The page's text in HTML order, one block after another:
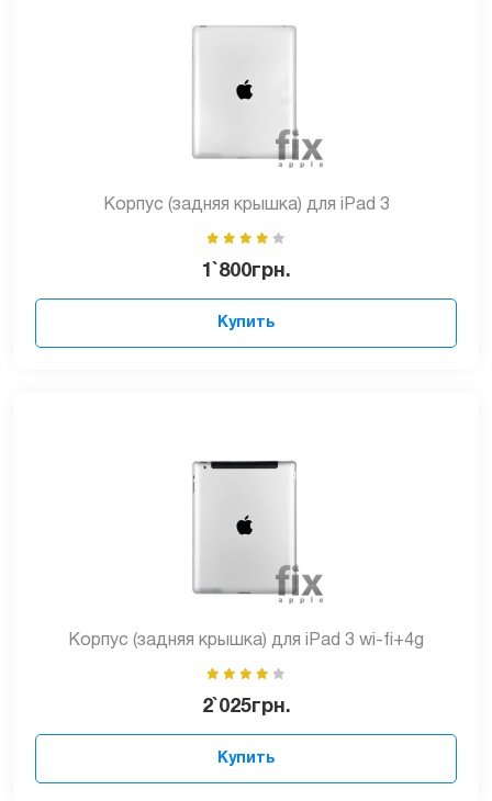
Корпус (задняя крышка) для iPad 3
1`800грн.
Купить
Корпус (задняя крышка) для iPad 3 wi-fi+4g
2`025грн.
Купить